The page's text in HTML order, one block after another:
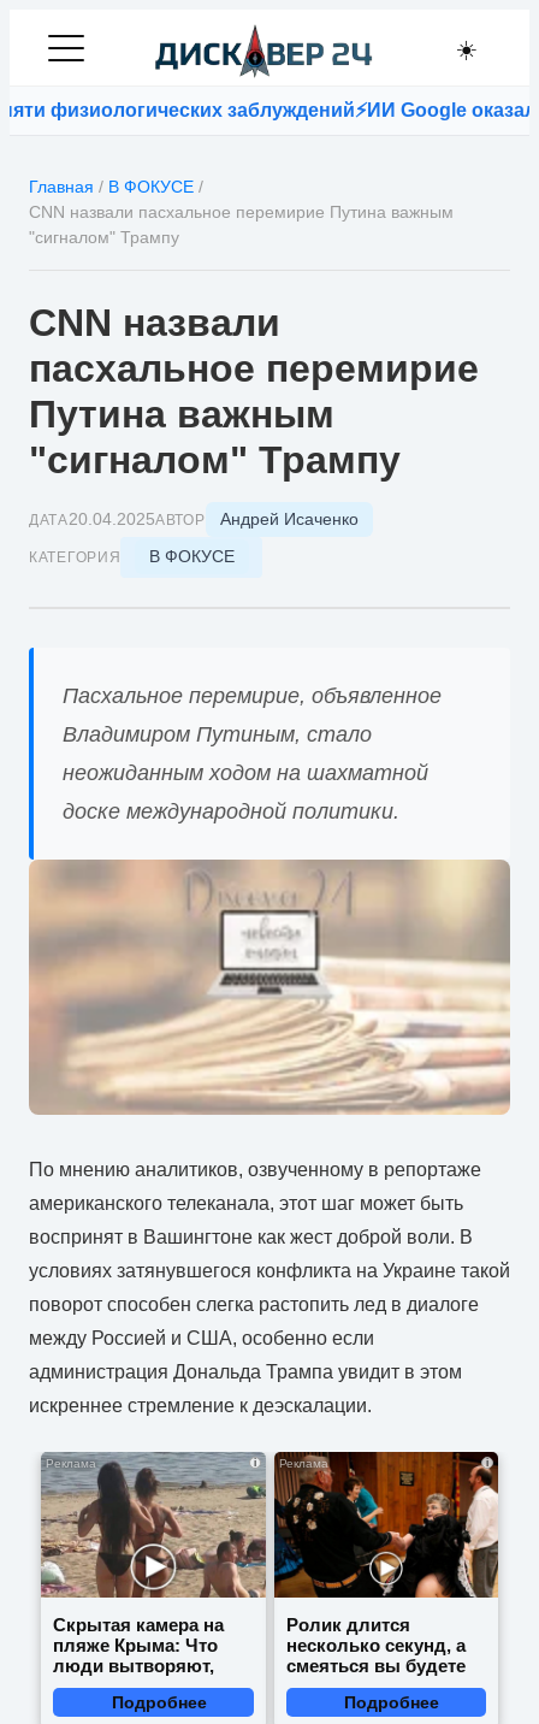
☀️
заблуждений⚡ИИ Google оказался
Главная / В ФОКУСЕ /
CNN назвали пасхальное перемирие Путина важным
"сигналом" Трампу
CNN назвали
пасхальное перемирие
Путина важным
"сигналом" Трампу
ДАТА20.04.2025АВТОР Андрей Исаченко
КАТЕГОРИЯ В ФОКУСЕ
Пасхальное перемирие, объявленное
Владимиром Путиным, стало
неожиданным ходом на шахматной
доске международной политики.
По мнению аналитиков, озвученному в репортаже
американского телеканала, этот шаг может быть
воспринят в Вашингтоне как жест доброй воли. В
условиях затянувшегося конфликта на Украине такой
поворот способен слегка растопить лед в диалоге
между Россией и США, особенно если
администрация Дональда Трампа увидит в этом
искреннее стремление к деэскалации.
i
Скрытая камера на
пляже Крыма: Что
люди вытворяют,
когда их не видят...
Подробнее
i
Ролик длится
несколько секунд, а
смеяться вы будете
долго
Подробнее